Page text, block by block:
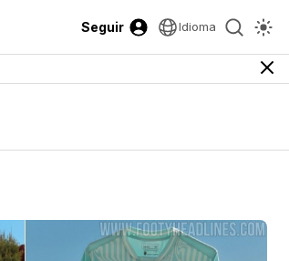
Seguir Idioma